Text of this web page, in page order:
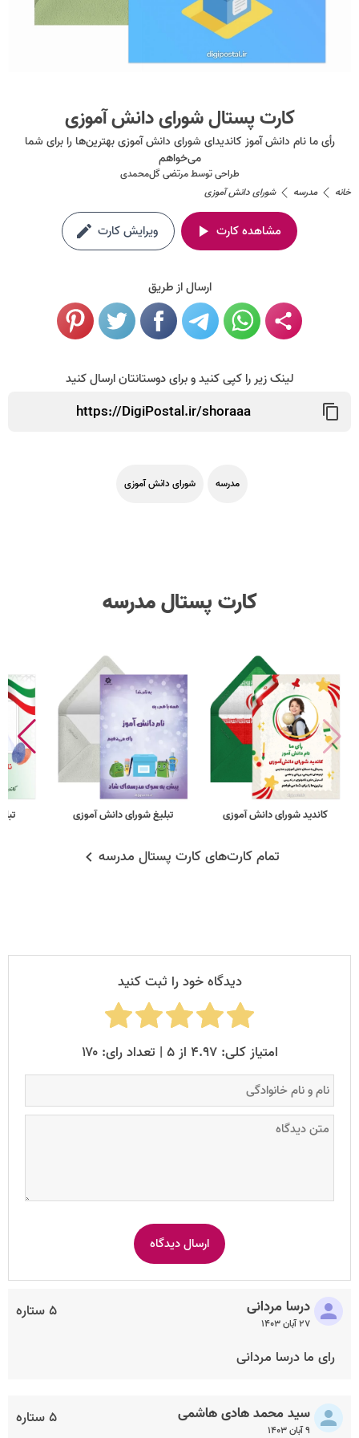
کارت پستال شورای دانش آموزی
رأی ما نام دانش آموز کاندیدای شورای دانش آموزی بهترین‌ها را برای شما
می‌خواهم
طراحی توسطمرتضی گل‌محمدی
خانه
مدرسه شورای دانش آموزی
مشاهده کارت ویرایش کارت
ارسال از طریق
لینک زیر را کپی کنید و برای دوستانتان ارسال کنید
مدرسه شورای دانش آموزی
کارت پستال مدرسه
کاندید شورای دانش آموزی تبلیغ شورای دانش آموزی
تمام کارت‌های کارت پستال مدرسه
دیدگاه خود را ثبت کنید
امتیاز کلی: ۴.۹۷ از ۵ | تعداد رای: ۱۷۰
۵ ستاره درسا مردانی
۲۷ آبان ۱۴۰۳
رای ما درسا مردانی
۵ ستاره سید محمد هادی هاشمی
۹ آبان ۱۴۰۳